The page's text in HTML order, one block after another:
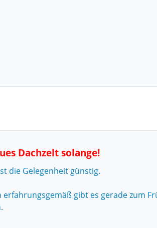
Dachzelt solange!
die Gelegenheit günstig.
erfahrungsgemäß gibt es gerade zum